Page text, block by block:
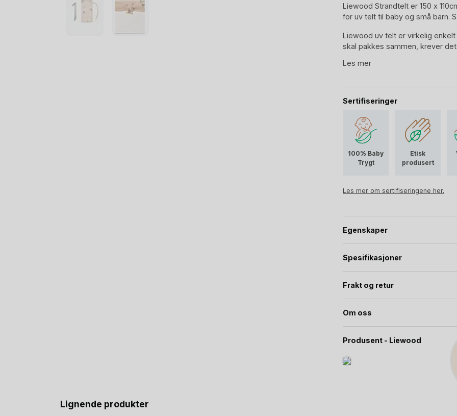
Liewood Strandtelt er 150 x
for uv telt til baby og små barn.
Liewood uv telt er virkelig
skal pakkes sammen, krever
6 teltstenger for å feste uv telt til
Teltet består av 3 vegger, to
opprullbart vindu med
luftgjennomtrekk når det trengs.
I fargen Peach / Seashell er
skjell. Et av Liewood sine
Les mer
Sertifiseringer
100% Baby
Trygt
Etisk
produsert
Les mer om sertifiseringene her.
Egenskaper
Spesifikasjoner
Frakt og retur
Om oss
Produsent - Liewood
Lignende produkter